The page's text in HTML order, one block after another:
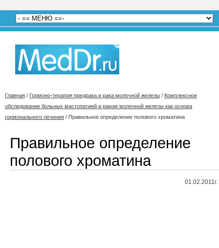
Главная / Гормоно-терапия предрака и рака молочной железы / Комплексное
обследование больных мастопатией и раком молочной железы как основа
гормонального лечения / Правильное определение полового хроматина
Правильное определение
полового хроматина
01.02.2011г.